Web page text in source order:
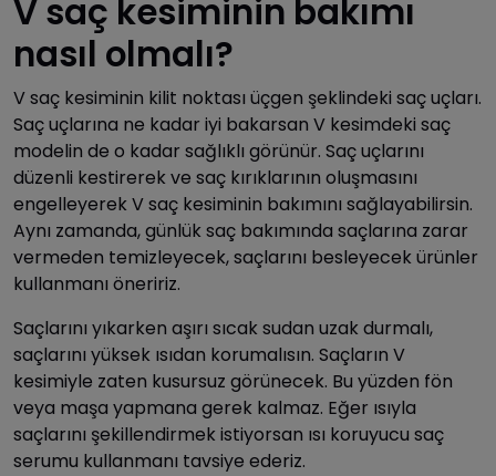
V saç kesiminin bakımı
nasıl olmalı?
V saç kesiminin kilit noktası üçgen şeklindeki saç uçları.
Saç uçlarına ne kadar iyi bakarsan V kesimdeki saç
modelin de o kadar sağlıklı görünür. Saç uçlarını
düzenli kestirerek ve saç kırıklarının oluşmasını
engelleyerek V saç kesiminin bakımını sağlayabilirsin.
Aynı zamanda, günlük saç bakımında saçlarına zarar
vermeden temizleyecek, saçlarını besleyecek ürünler
kullanmanı öneririz.
Saçlarını yıkarken aşırı sıcak sudan uzak durmalı,
saçlarını yüksek ısıdan korumalısın. Saçların V
kesimiyle zaten kusursuz görünecek. Bu yüzden fön
veya maşa yapmana gerek kalmaz. Eğer ısıyla
saçlarını şekillendirmek istiyorsan ısı koruyucu saç
serumu kullanmanı tavsiye ederiz.